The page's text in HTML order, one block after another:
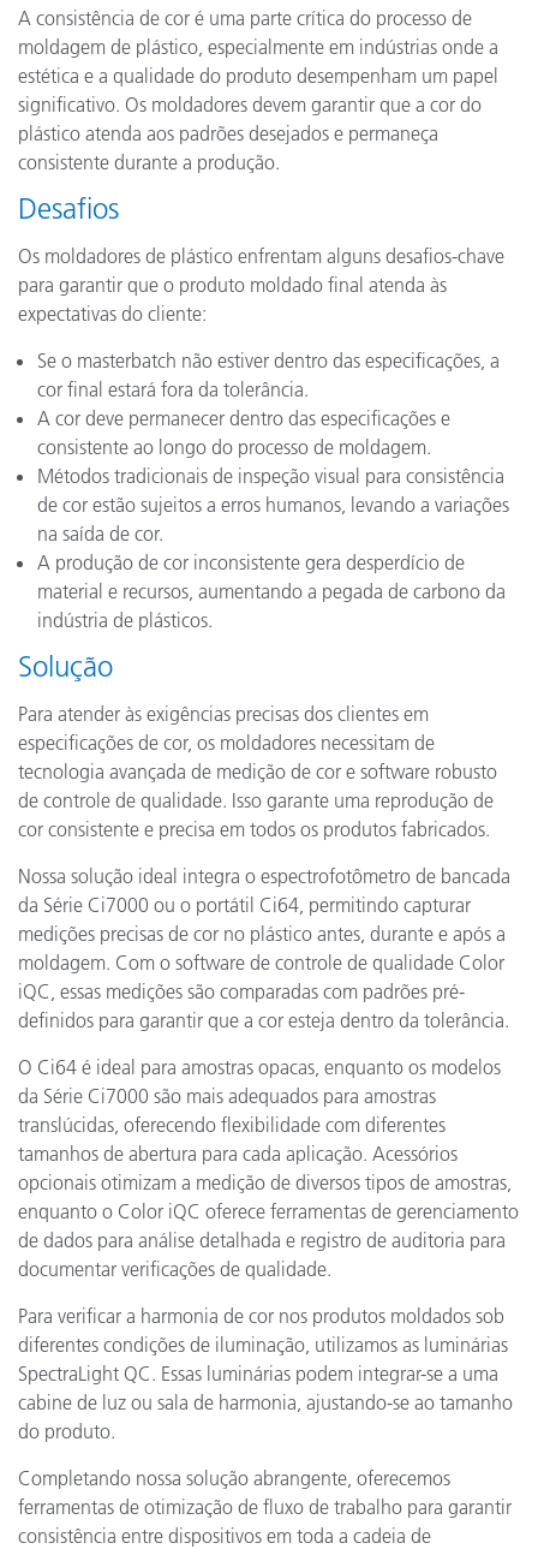
A consistência de cor é uma parte crítica do processo de
moldagem de plástico, especialmente em indústrias onde a
estética e a qualidade do produto desempenham um papel
significativo. Os moldadores devem garantir que a cor do
plástico atenda aos padrões desejados e permaneça
consistente durante a produção.
Desafios
Os moldadores de plástico enfrentam alguns desafios-chave
para garantir que o produto moldado final atenda às
expectativas do cliente:
Se o masterbatch não estiver dentro das especificações, a
cor final estará fora da tolerância.
A cor deve permanecer dentro das especificações e
consistente ao longo do processo de moldagem.
Métodos tradicionais de inspeção visual para consistência
de cor estão sujeitos a erros humanos, levando a variações
na saída de cor.
A produção de cor inconsistente gera desperdício de
material e recursos, aumentando a pegada de carbono da
indústria de plásticos.
Solução
Para atender às exigências precisas dos clientes em
especificações de cor, os moldadores necessitam de
tecnologia avançada de medição de cor e software robusto
de controle de qualidade. Isso garante uma reprodução de
cor consistente e precisa em todos os produtos fabricados.
Nossa solução ideal integra o espectrofotômetro de bancada
da Série Ci7000 ou o portátil Ci64, permitindo capturar
medições precisas de cor no plástico antes, durante e após a
moldagem. Com o software de controle de qualidade Color
iQC, essas medições são comparadas com padrões pré-
definidos para garantir que a cor esteja dentro da tolerância.
O Ci64 é ideal para amostras opacas, enquanto os modelos
da Série Ci7000 são mais adequados para amostras
translúcidas, oferecendo flexibilidade com diferentes
tamanhos de abertura para cada aplicação. Acessórios
opcionais otimizam a medição de diversos tipos de amostras,
enquanto o Color iQC oferece ferramentas de gerenciamento
de dados para análise detalhada e registro de auditoria para
documentar verificações de qualidade.
Para verificar a harmonia de cor nos produtos moldados sob
diferentes condições de iluminação, utilizamos as luminárias
SpectraLight QC. Essas luminárias podem integrar-se a uma
cabine de luz ou sala de harmonia, ajustando-se ao tamanho
do produto.
Completando nossa solução abrangente, oferecemos
ferramentas de otimização de fluxo de trabalho para garantir
consistência entre dispositivos em toda a cadeia de